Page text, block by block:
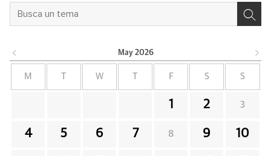
May 2026
M W F S S
1 2 3
4 5 6 7 8 9 10